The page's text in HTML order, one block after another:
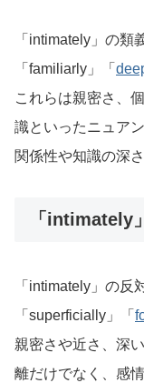
「intimately」の類
「familiarly」「
これらは親密さ、
識といったニュア
関係性や知識の深
「intimately
「intimately」の反
「superficially」「
親密さや近さ、深
離だけでなく、感